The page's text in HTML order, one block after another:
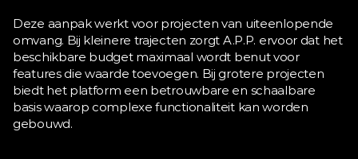
Deze aanpak werkt voor projecten van uiteenlopende
omvang. Bij kleinere trajecten zorgt A.P.P. ervoor dat het
beschikbare budget maximaal wordt benut voor
features die waarde toevoegen. Bij grotere projecten
biedt het platform een betrouwbare en schaalbare
basis waarop complexe functionaliteit kan worden
gebouwd.